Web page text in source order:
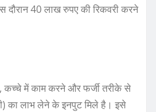
दौरान 40 लाख रुपए की रिकवरी करने
कच्चे में काम करने और फर्जी तरीके से
का लाभ लेने के इनपुट मिले है। इसे